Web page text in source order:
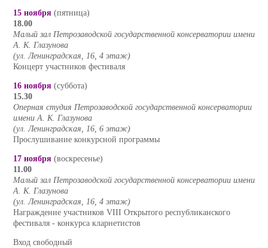
15 ноября (пятница)
18.00
Малый зал Петрозаводской государственной консерватории имени
А. К. Глазунова
(ул. Ленинградская, 16, 4 этаж)
Концерт участников фестиваля
16 ноября (суббота)
15.30
Оперная студия Петрозаводской государственной консерватории
имени А. К. Глазунова
(ул. Ленинградская, 16, 6 этаж)
Прослушивание конкурсной программы
17 ноября (воскресенье)
11.00
Малый зал Петрозаводской государственной консерватории имени
А. К. Глазунова
(ул. Ленинградская, 16, 4 этаж)
Награждение участников VIII Открытого республиканского
фестиваля - конкурса кларнетистов
Вход свободный